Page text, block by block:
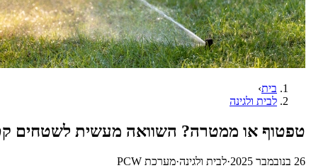
בית›
לבית ולגינה
טפטוף או ממטרה? השוואה מעשית לשטחים
26 בנובמבר 2025 ·לבית ולגינה·מערכת PCW